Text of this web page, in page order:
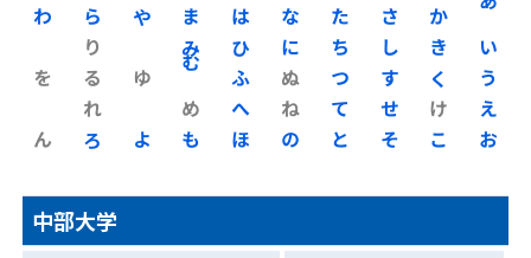
あ
い
う
え
お
か
き
く
け
こ
さ
し
す
せ
そ
た
ち
つ
て
と
な
に
ぬ
ね
の
は
ひ
ふ
へ
ほ
ま
み
む
め
も
や
ゆ
よ
ら
り
る
れ
ろ
わ
を
ん
中部大学